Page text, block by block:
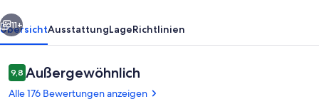
zum
Strand,
gratis
WLAN,
Weiter
11+
ÜbersichtAusstattungLageRichtlinien
Bewertungen
9,89,8 von 10.
Außergewöhnlich
Alle 176 Bewertungen anzeigen